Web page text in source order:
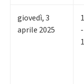
giovedì,3
aprile 2025
-